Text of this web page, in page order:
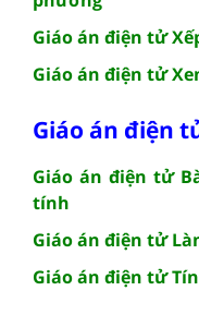
Giáo án điện tử
Giáo án điện tử
Giáo án điện
Giáo án điện tử
tính
Giáo án điện tử
Giáo án điện tử